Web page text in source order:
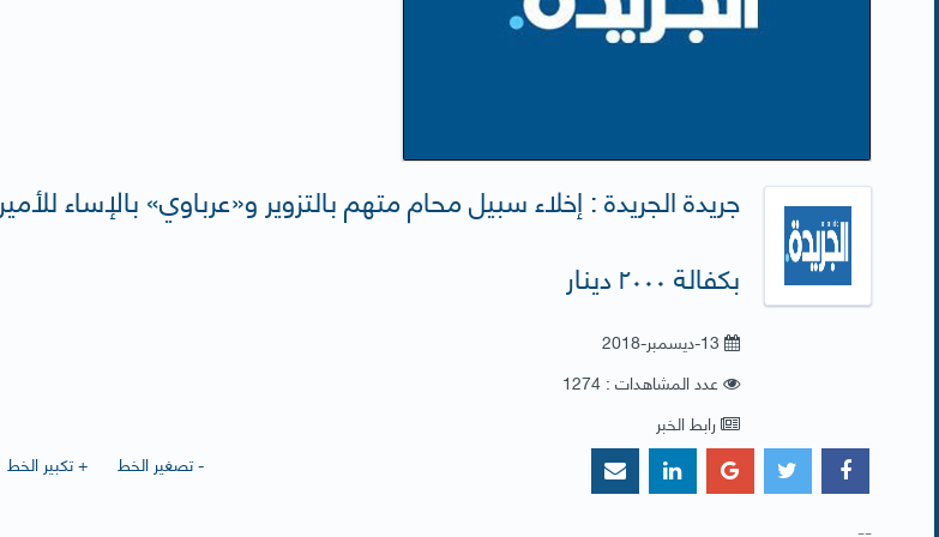
جريدة الجريدة : إخلاء سبيل محام متهم بالتزوير و«عرباوي» بالإساء للأمير
بكفالة ٢٠٠٠ دينار
13-ديسمبر-2018
عدد المشاهدات : 1274
رابط الخبر
+ تكبير الخط
- تصغير الخط